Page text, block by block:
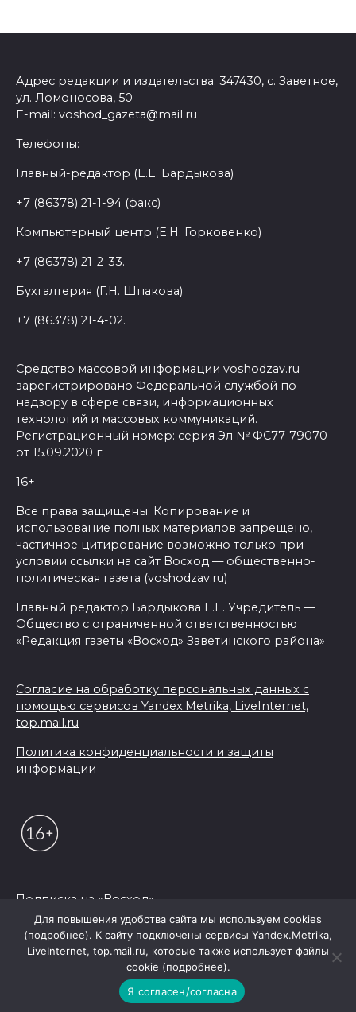
Адрес редакции и издательства: 347430, с. Заветное,
ул. Ломоносова, 50
E-mail: voshod_gazeta@mail.ru
Телефоны:
Главный-редактор (Е.Е. Бардыкова)
+7 (86378) 21-1-94 (факс)
Компьютерный центр (Е.Н. Горковенко)
+7 (86378) 21-2-33.
Бухгалтерия (Г.Н. Шпакова)
+7 (86378) 21-4-02.
Средство массовой информации voshodzav.ru
зарегистрировано Федеральной службой по
надзору в сфере связи, информационных
технологий и массовых коммуникаций.
Регистрационный номер: серия Эл № ФС77-79070
от 15.09.2020 г.
16+
Все права защищены. Копирование и
использование полных материалов запрещено,
частичное цитирование возможно только при
условии ссылки на сайт Восход — общественно-
политическая газета (voshodzav.ru)
Главный редактор Бардыкова Е.Е. Учредитель —
Общество с ограниченной ответственностью
«Редакция газеты «Восход» Заветинского района»
Согласие на обработку персональных данных с
помощью сервисов Yandex.Metrika, LiveInternet,
top.mail.ru
Политика конфиденциальности и защиты
информации
Подписка на «Восход»
© 2026 Редакция "Восход"
Для повышения удобства сайта мы используем cookies
(подробнее). К сайту подключены сервисы Yandex.Metrika,
LiveInternet, top.mail.ru, которые также использует файлы
cookie (подробнее).
Я согласен/согласна